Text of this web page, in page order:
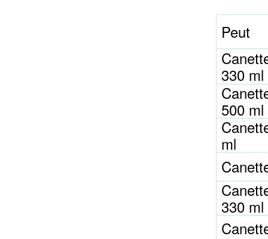
Peut
330 ml
500 ml
ml
330 ml